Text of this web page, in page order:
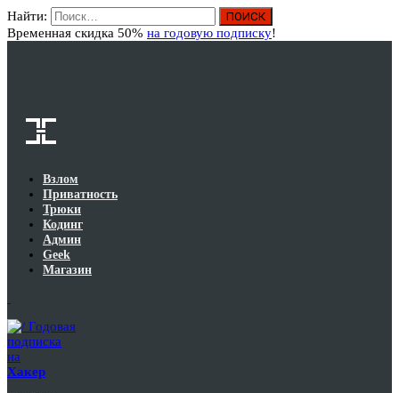
Найти:
Временная скидка 50% на годовую подписку!
Взлом
Приватность
Трюки
Кодинг
Админ
Geek
Магазин
Годовая
подписка
на
Хакер